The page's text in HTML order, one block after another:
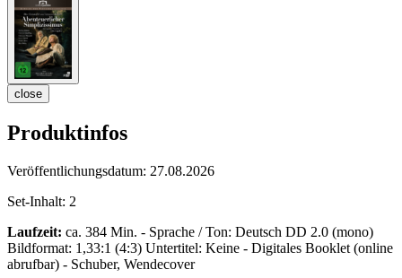
close
Produktinfos
Veröffentlichungsdatum: 27.08.2026
Set-Inhalt: 2
Laufzeit: ca. 384 Min. - Sprache / Ton: Deutsch DD 2.0 (mono)
Bildformat: 1,33:1 (4:3) Untertitel: Keine - Digitales Booklet (online
abrufbar) - Schuber, Wendecover